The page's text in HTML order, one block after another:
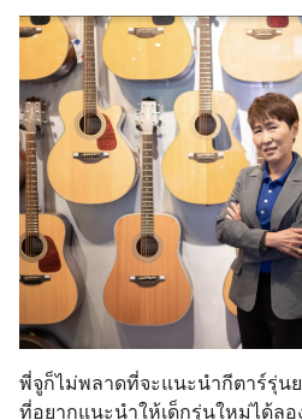
พี่จูก็ไม่พลาดที่จะแนะนำกีตาร์รุ่น
ที่อยากแนะนำให้เด็กรุ่นใหม่ได้ล